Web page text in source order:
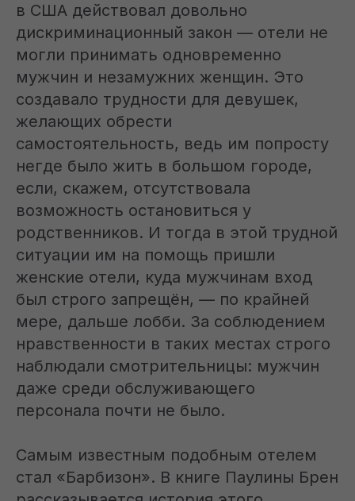
в США действовал довольно
дискриминационный закон — отели не
могли принимать одновременно
мужчин и незамужних женщин. Это
создавало трудности для девушек,
желающих обрести
самостоятельность, ведь им попросту
негде было жить в большом городе,
если, скажем, отсутствовала
возможность остановиться у
родственников. И тогда в этой трудной
ситуации им на помощь пришли
женские отели, куда мужчинам вход
был строго запрещён, — по крайней
мере, дальше лобби. За соблюдением
нравственности в таких местах строго
наблюдали смотрительницы: мужчин
даже среди обслуживающего
персонала почти не было.
Самым известным подобным отелем
стал «Барбизон». В книге Паулины Брен